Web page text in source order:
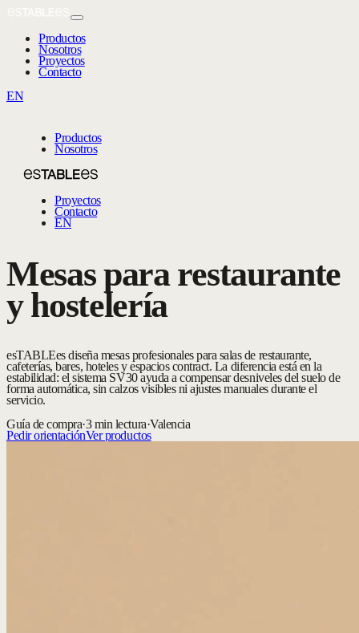
Productos
Nosotros
Proyectos
Contacto
EN
Productos
Nosotros
Proyectos
Contacto
EN
Mesas para restaurante
y hostelería
esTABLEes diseña mesas profesionales para salas de restaurante,
cafeterías, bares, hoteles y espacios contract. La diferencia está en la
estabilidad: el sistema SV30 ayuda a compensar desniveles del suelo de
forma automática, sin calzos visibles ni ajustes manuales durante el
servicio.
Guía de compra·3 min lectura·Valencia
Pedir orientaciónVer productos